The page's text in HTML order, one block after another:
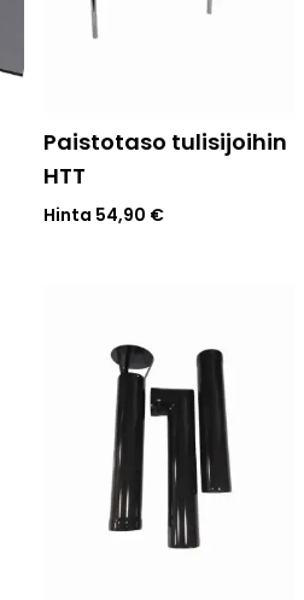
Paistotaso tulisijoihin
HTT
Hinta 54,90 €